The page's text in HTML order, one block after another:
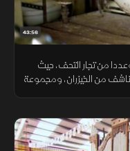
43:56
من تجار التحف، حيث
من الخيزران، ومجموعة